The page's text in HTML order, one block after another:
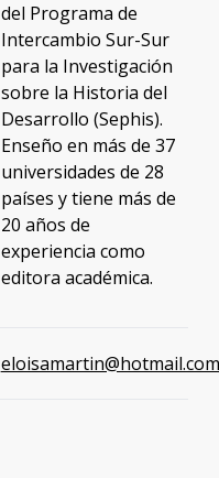
del Programa de
Intercambio Sur-Sur
para la Investigación
sobre la Historia del
Desarrollo (Sephis).
Enseño en más de 37
universidades de 28
países y tiene más de
20 años de
experiencia como
editora académica.
eloisamartin@hotmail.com